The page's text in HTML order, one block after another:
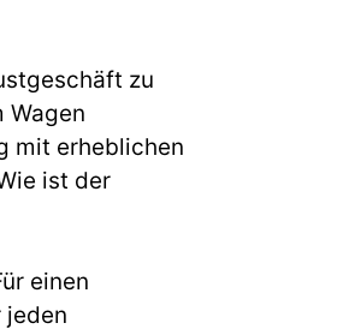
zu
Wagen
mit erheblichen
ist der
einen
jeden